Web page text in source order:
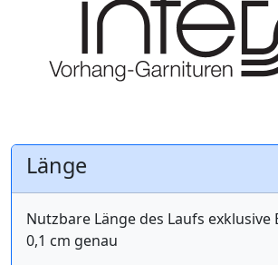
Länge
Nutzbare Länge des Laufs exklusive
0,1 cm genau